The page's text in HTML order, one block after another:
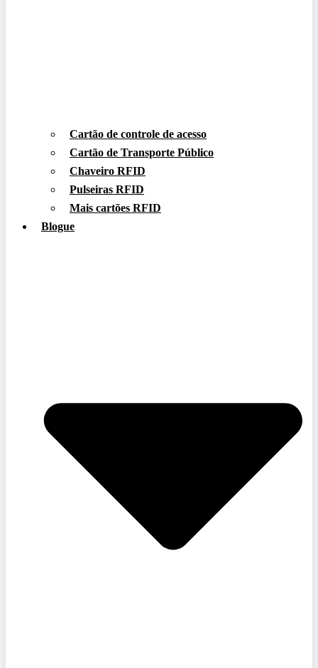
Cartão de controle de acesso
Cartão de Transporte Público
Chaveiro RFID
Pulseiras RFID
Mais cartões RFID
Blogue